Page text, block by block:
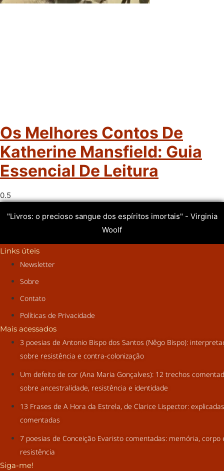
Os Melhores Contos De
Katherine Mansfield: Guia
Essencial De Leitura
"Livros: o precioso sangue dos espíritos imortais" - Virginia
Woolf
Links úteis
Newsletter
Sobre
Contato
Políticas de Privacidade
Mais acessados
3 poesias de Antonio Bispo dos Santos (Nêgo Bispo):
sobre resistência e contra-colonização
Um defeito de cor (Ana Maria Gonçalves): 12 trechos
sobre ancestralidade, resistência e identidade
13 Frases de A Hora da Estrela, de Clarice Lispector:
comentadas
7 poesias de Conceição Evaristo comentadas: memória, corpo
resistência
Siga-me!